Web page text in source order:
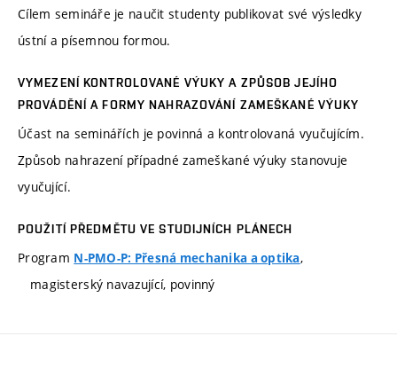
Cílem semináře je naučit studenty publikovat své výsledky
ústní a písemnou formou.
VYMEZENÍ KONTROLOVANÉ VÝUKY A ZPŮSOB JEJÍHO
PROVÁDĚNÍ A FORMY NAHRAZOVÁNÍ ZAMEŠKANÉ VÝUKY
Účast na seminářích je povinná a kontrolovaná vyučujícím.
Způsob nahrazení případné zameškané výuky stanovuje
vyučující.
POUŽITÍ PŘEDMĚTU VE STUDIJNÍCH PLÁNECH
Program N-PMO-P: Přesná mechanika a optika,
magisterský navazující, povinný